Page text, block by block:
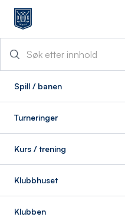
Spill / banen
Turneringer
Kurs / trening
Klubbhuset
Klubben
PING
Fredag 23. februar kl.
nyeste fra PING
kølletilpasning av